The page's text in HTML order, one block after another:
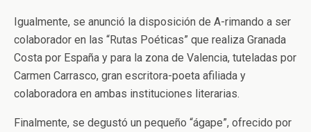
Igualmente, se anunció la disposición de A-rimando a ser
colaborador en las “Rutas Poéticas” que realiza Granada
Costa por España y para la zona de Valencia, tuteladas por
Carmen Carrasco, gran escritora-poeta afiliada y
colaboradora en ambas instituciones literarias.
Finalmente, se degustó un pequeño “ágape”, ofrecido por